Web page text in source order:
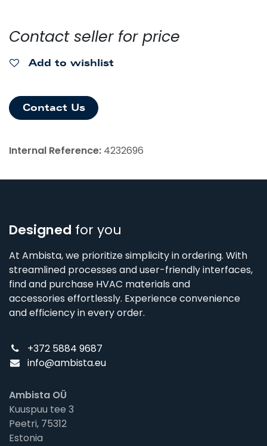
Contact seller for price
Add to wishlist
Contact Us
Internal Reference: 4232696
Designed for you
At Ambista, we prioritize simplicity in ordering. With
streamlined processes and user-friendly interfaces,
find and purchase HVAC materials and
accessories effortlessly. Experience convenience
and efficiency in every order.
+372 5884 9687
info@ambista.eu
Ambista OÜ
Kuuspuu tee 3
Peetri, 75312
Estonia